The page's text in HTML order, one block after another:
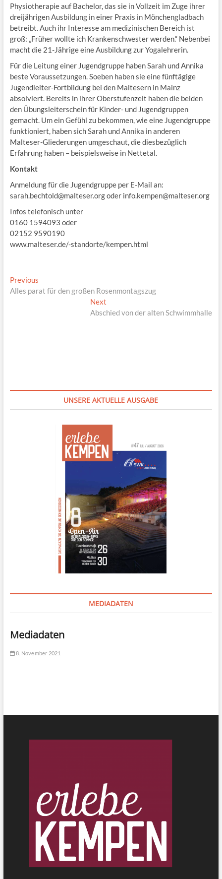
Physiotherapie auf Bachelor, das sie in Vollzeit im Zuge ihrer
dreijährigen Ausbildung in einer Praxis in Mönchengladbach
betreibt. Auch ihr Interesse am medizinischen Bereich ist
groß: „Früher wollte ich Krankenschwester werden.“ Nebenbei
macht die 21-Jährige eine Ausbildung zur Yogalehrerin.
Für die Leitung einer Jugendgruppe haben Sarah und Annika
beste Voraussetzungen. Soeben haben sie eine fünftägige
Jugendleiter-Fortbildung bei den Maltesern in Mainz
absolviert. Bereits in ihrer Oberstufenzeit haben die beiden
den Übungsleiterschein für Kinder- und Jugendgruppen
gemacht. Um ein Gefühl zu bekommen, wie eine Jugendgruppe
funktioniert, haben sich Sarah und Annika in anderen
Malteser-Gliederungen umgeschaut, die diesbezüglich
Erfahrung haben – beispielsweise in Nettetal.
Kontakt
Anmeldung für die Jugendgruppe per E-Mail an:
sarah.bechtold@malteser.org oder info.kempen@malteser.org
Infos telefonisch unter
0160 1594093 oder
02152 9590190
www.malteser.de/-standorte/kempen.html
Beitragsnavigation
PreviousPrevious
post:
Alles parat für den großen Rosenmontagszug
Next
post:
Abschied von der alten Schwimmhalle
UNSERE AKTUELLE AUSGABE
MEDIADATEN
Mediadaten
8. November 2021